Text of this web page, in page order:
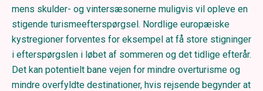
mens skulder- og vintersæsonerne muligvis vil opleve en
stigende turismeefterspørgsel. Nordlige europæiske
kystregioner forventes for eksempel at få store stigninger
i efterspørgslen i løbet af sommeren og det tidlige efterår.
Det kan potentielt bane vejen for mindre overturisme og
mindre overfyldte destinationer, hvis rejsende begynder at